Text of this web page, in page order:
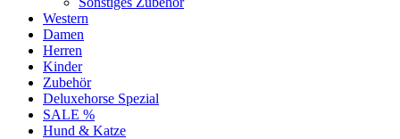
Western
Damen
Herren
Kinder
Zubehör
Deluxehorse Spezial
SALE %
Hund & Katze